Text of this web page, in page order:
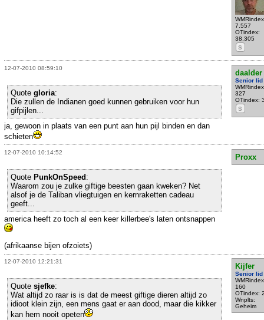
7.557
OTindex:
38.305
S
12-07-2010 08:59:10
daalder
Senior lid
327
OTindex:
S
Quote gloria:
Die zullen de Indianen goed kunnen gebruiken voor hun
gifpijlen...
ja, gewoon in plaats van een punt aan hun pijl binden en dan
schieten
12-07-2010 10:14:52
Proxx
Quote PunkOnSpeed :
Waarom zou je zulke giftige beesten gaan kweken? Net
alsof je de Taliban vliegtuigen en kernraketten cadeau
geeft...
america heeft zo toch al een keer killerbee's laten ontsnappen
(afrikaanse bijen ofzoiets)
12-07-2010 12:21:31
Kijfer
Senior lid
160
OTindex:
Wnplts:
Geheim
Quote sjefke:
Wat altijd zo raar is is dat de meest giftige dieren altijd zo
idioot klein zijn, een mens gaat er aan dood, maar die kikker
kan hem nooit opeten